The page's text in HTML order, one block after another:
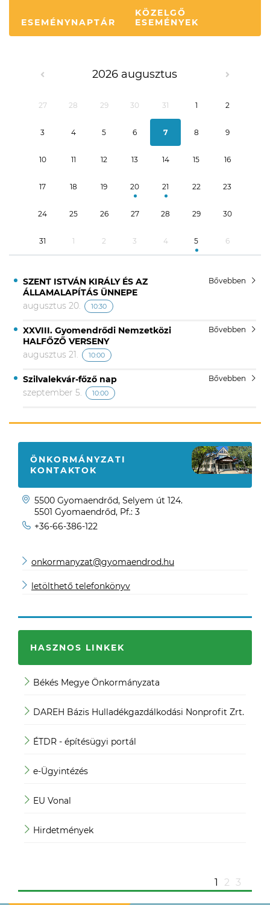
ESEMÉNYNAPTÁR
KÖZELGŐ
ESEMÉNYEK
2026 augusztus
27 28 29 30 31 1 2
3 4 5 6 7 8 9
10 11 12 13 14 15 16
17 18 19 20 21 22 23
24 25 26 27 28 29 30
31 1 2 3 4 5 6
SZENT ISTVÁN KIRÁLY ÉS AZ
ÁLLAMALAPÍTÁS ÜNNEPE
Bővebben
augusztus 20. 10:30
XXVIII. Gyomendrődi Nemzetközi
HALFŐZŐ VERSENY
Bővebben
augusztus 21. 10:00
Szilvalekvár-főző nap Bővebben
szeptember 5. 10:00
ÖNKORMÁNYZATI
KONTAKTOK
5500 Gyomaendrőd, Selyem út 124.
5501 Gyomaendrőd, Pf.: 3
+36-66-386-122
onkormanyzat@gyomaendrod.hu
letölthető telefonkönyv
HASZNOS LINKEK
Békés Megye Önkormányzata
DAREH Bázis Hulladékgazdálkodási Nonprofit Zrt.
ÉTDR - építésügyi portál
e-Ügyintézés
EU Vonal
Hirdetmények
1 2 3